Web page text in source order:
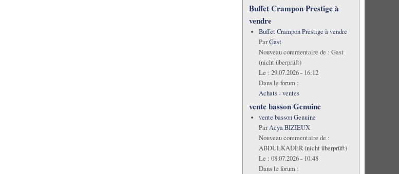
Buffet Crampon Prestige à
vendre
Buffet Crampon Prestige à vendre
ParGast
Nouveau commentaire de : Gast
(nicht überprüft)
Le : 29.07.2026 - 16:12
Dans le forum :
Achats - ventes
vente basson Genuine
vente basson Genuine
ParAcya BIZIEUX
Nouveau commentaire de :
ABDULKADER (nicht überprüft)
Le : 08.07.2026 - 10:48
Dans le forum :